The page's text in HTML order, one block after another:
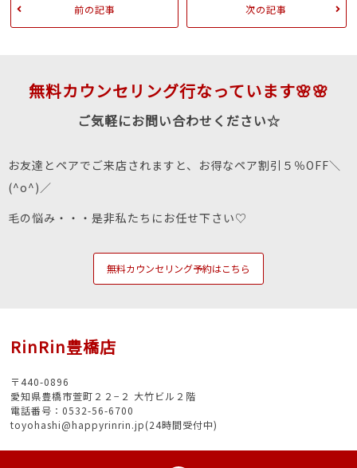
前の記事 次の記事
無料カウンセリング行なっています🌸🌸
ご気軽にお問い合わせください☆
お友達とペアでご来店されますと、お得なペア割引５％OFF＼
(^o^)／
毛の悩み・・・是非私たちにお任せ下さい♡
無料カウンセリング予約はこちら
RinRin豊橋店
〒440-0896
愛知県豊橋市萱町２２−２ 大竹ビル２階
電話番号：0532-56-6700
toyohashi@happyrinrin.jp(24時間受付中)